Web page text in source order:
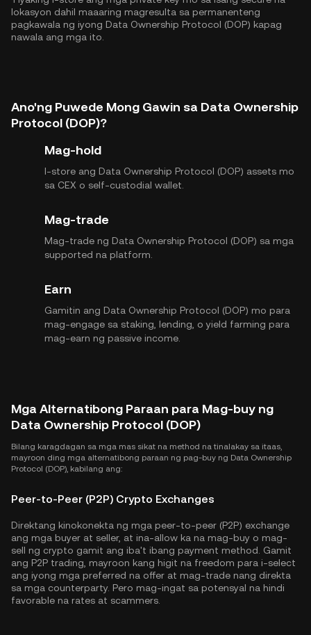
lokasyon dahil maaaring magresulta sa permanenteng
pagkawala ng iyong Data Ownership Protocol (DOP) kapag
nawala ang mga ito.
Ano'ng Puwede Mong Gawin sa Data Ownership
Protocol (DOP)?
Mag-hold
I-store ang Data Ownership Protocol (DOP) assets mo
sa CEX o self-custodial wallet.
Mag-trade
Mag-trade ng Data Ownership Protocol (DOP) sa mga
supported na platform.
Earn
Gamitin ang Data Ownership Protocol (DOP) mo para
mag-engage sa staking, lending, o yield farming para
mag-earn ng passive income.
Mga Alternatibong Paraan para Mag-buy ng
Data Ownership Protocol (DOP)
Bilang karagdagan sa mga mas sikat na method na tinalakay sa itaas,
mayroon ding mga alternatibong paraan ng pag-buy ng Data Ownership
Protocol (DOP), kabilang ang:
Peer-to-Peer (P2P) Crypto Exchanges
Direktang kinokonekta ng mga peer-to-peer (P2P) exchange
ang mga buyer at seller, at ina-allow ka na mag-buy o mag-
sell ng crypto gamit ang iba't ibang payment method. Gamit
ang P2P trading, mayroon kang higit na freedom para i-select
ang iyong mga preferred na offer at mag-trade nang direkta
sa mga counterparty. Pero mag-ingat sa potensyal na hindi
favorable na rates at scammers.